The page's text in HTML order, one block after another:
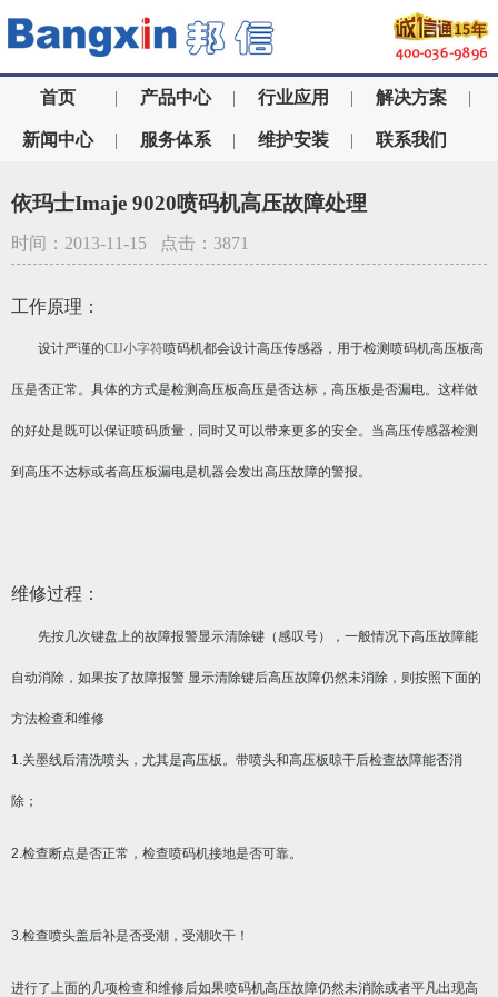
首页 | 产品中心 | 行业应用 | 解决方案 |
新闻中心 | 服务体系 | 维护安装 | 联系我们
依玛士Imaje 9020喷码机高压故障处理
时间：2013-11-15 点击：3871
工作原理：
设计严谨的CIJ小字符喷码机都会设计高压传感器，用于检测喷码机高压板高
压是否正常。具体的方式是检测高压板高压是否达标，高压板是否漏电。这样做
的好处是既可以保证喷码质量，同时又可以带来更多的安全。当高压传感器检测
到高压不达标或者高压板漏电是机器会发出高压故障的警报。
维修过程：
先按几次键盘上的故障报警显示清除键（感叹号），一般情况下高压故障能
自动消除，如果按了故障报警 显示清除键后高压故障仍然未消除，则按照下面的
方法检查和维修
1.关墨线后清洗喷头，尤其是高压板。带喷头和高压板晾干后检查故障能否消
除；
2.检查断点是否正常，检查喷码机接地是否可靠。
3.检查喷头盖后补是否受潮，受潮吹干！
进行了上面的几项检查和维修后如果喷码机高压故障仍然未消除或者平凡出现高